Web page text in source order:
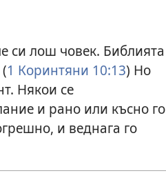
си лош човек. Библията
1 Коринтяни 10:13) Но
Някои се
и рано или късно го
и веднага го